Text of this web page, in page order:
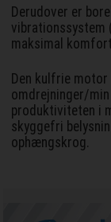
Derudover er
vibrationssystem
maksimal
Den kulfrie
omdrejninger/
produktiviteten i
skyggefri
ophængskrog.